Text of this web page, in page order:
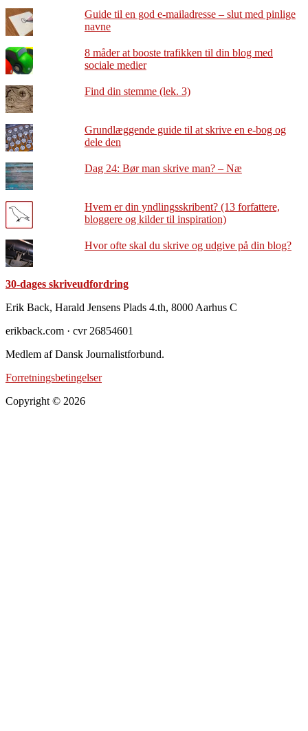
Guide til en god e-mailadresse – slut med pinlige
navne
8 måder at booste trafikken til din blog med
sociale medier
Find din stemme (lek. 3)
Grundlæggende guide til at skrive en e-bog og
dele den
Dag 24: Bør man skrive man? – Næ
Hvem er din yndlingsskribent? (13 forfattere,
bloggere og kilder til inspiration)
Hvor ofte skal du skrive og udgive på din blog?
30-dages skriveudfordring
Footer
Erik Back, Harald Jensens Plads 4.th, 8000 Aarhus C
erikback.com · cvr 26854601
Medlem af Dansk Journalistforbund.
Forretningsbetingelser
Copyright © 2026